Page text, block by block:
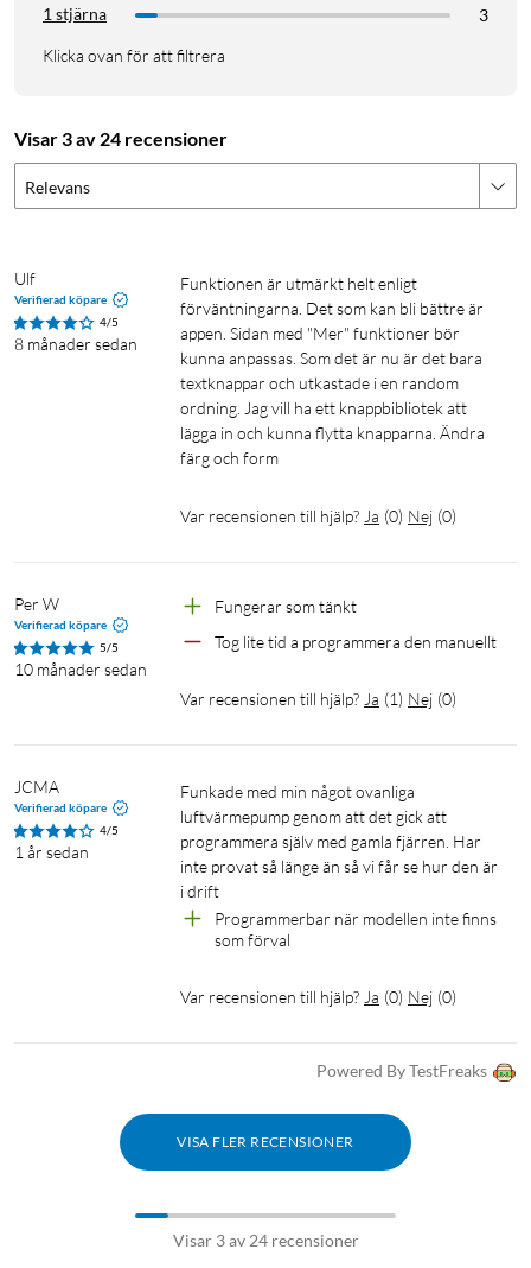
1 stjärna
3
Klicka ovan för att filtrera
Visar 3 av 24 recensioner
Relevans
Ulf
Verifierad köpare
4/5
8 månader sedan
Funktionen är utmärkt helt enligt
förväntningarna. Det som kan bli bättre är
appen. Sidan med "Mer" funktioner bör
kunna anpassas. Som det är nu är det bara
textknappar och utkastade i en random
ordning. Jag vill ha ett knappbibliotek att
lägga in och kunna flytta knapparna. Ändra
färg och form
Var recensionen till hjälp? Ja (0) Nej (0)
Per W
Verifierad köpare
5/5
10 månader sedan
Fungerar som tänkt
Tog lite tid a programmera den manuellt
Var recensionen till hjälp? Ja (1) Nej (0)
JCMA
Verifierad köpare
4/5
1 år sedan
Funkade med min något ovanliga
luftvärmepump genom att det gick att
programmera själv med gamla fjärren. Har
inte provat så länge än så vi får se hur den är
i drift
Programmerbar när modellen inte finns
som förval
Var recensionen till hjälp? Ja (0) Nej (0)
Powered By TestFreaks
VISA FLER RECENSIONER
Visar 3 av 24 recensioner